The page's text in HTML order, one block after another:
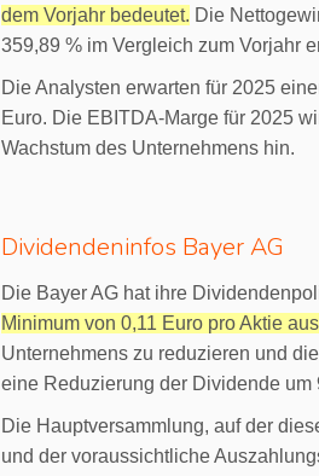
dem Vorjahr bedeutet. Die
359,89 % im Vergleich zum Vorjahr
Die Analysten erwarten für 2025
Euro. Die EBITDA-Marge für 2025
Wachstum des Unternehmens hin.
Dividendeninfos Bayer AG
Die Bayer AG hat ihre
Minimum von 0,11 Euro pro Aktie
Unternehmens zu reduzieren und
eine Reduzierung der Dividende um
Die Hauptversammlung, auf der
und der voraussichtliche